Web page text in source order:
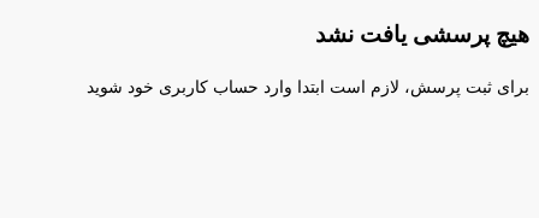
هیچ پرسشی یافت نشد
برای ثبت پرسش، لازم است ابتدا وارد حساب کاربری خود شوید